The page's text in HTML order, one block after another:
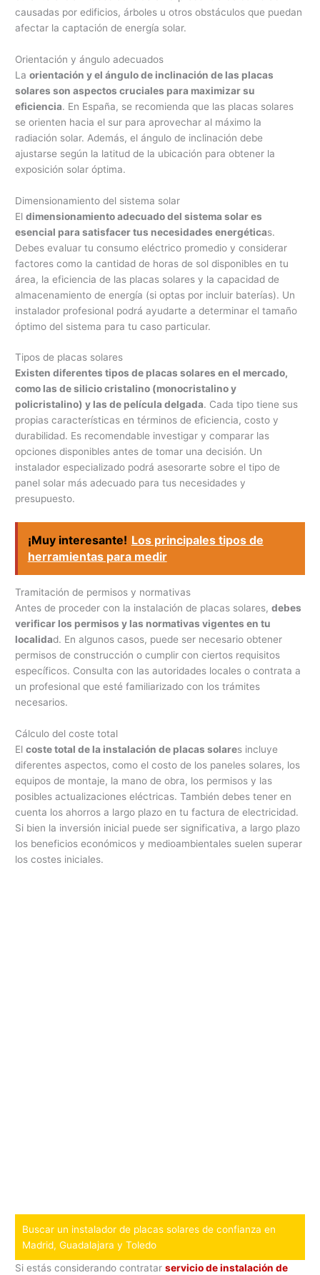
causadas por edificios, árboles u otros obstáculos que puedan
afectar la captación de energía solar.
Orientación y ángulo adecuados
Laorientación y el ángulo de inclinación de las placas
solares son aspectos cruciales para maximizar su
eficiencia. En España, se recomienda que las placas solares
se orienten hacia el sur para aprovechar al máximo la
radiación solar. Además, el ángulo de inclinación debe
ajustarse según la latitud de la ubicación para obtener la
exposición solar óptima.
Dimensionamiento del sistema solar
Eldimensionamiento adecuado del sistema solar es
esencial para satisfacer tus necesidades energéticas.
Debes evaluar tu consumo eléctrico promedio y considerar
factores como la cantidad de horas de sol disponibles en tu
área, la eficiencia de las placas solares y la capacidad de
almacenamiento de energía (si optas por incluir baterías). Un
instalador profesional podrá ayudarte a determinar el tamaño
óptimo del sistema para tu caso particular.
Tipos de placas solares
Existen diferentes tipos de placas solares en el mercado,
como las de silicio cristalino (monocristalino y
policristalino) y las de película delgada. Cada tipo tiene sus
propias características en términos de eficiencia, costo y
durabilidad. Es recomendable investigar y comparar las
opciones disponibles antes de tomar una decisión. Un
instalador especializado podrá asesorarte sobre el tipo de
panel solar más adecuado para tus necesidades y
presupuesto.
¡Muy interesante! Los principales tipos de
herramientas para medir
Tramitación de permisos y normativas
Antes de proceder con la instalación de placas solares,debes
verificar los permisos y las normativas vigentes en tu
localidad. En algunos casos, puede ser necesario obtener
permisos de construcción o cumplir con ciertos requisitos
específicos. Consulta con las autoridades locales o contrata a
un profesional que esté familiarizado con los trámites
necesarios.
Cálculo del coste total
Elcoste total de la instalación de placas solares incluye
diferentes aspectos, como el costo de los paneles solares, los
equipos de montaje, la mano de obra, los permisos y las
posibles actualizaciones eléctricas. También debes tener en
cuenta los ahorros a largo plazo en tu factura de electricidad.
Si bien la inversión inicial puede ser significativa, a largo plazo
los beneficios económicos y medioambientales suelen superar
los costes iniciales.
Buscar un instalador de placas solares de confianza en
Madrid, Guadalajara y Toledo
Si estás considerando contratarservicio de instalación de